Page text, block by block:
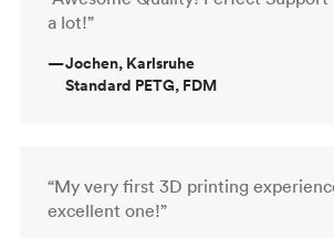
a lot!”
—Jochen, Karlsruhe
Standard PETG, FDM
“My very first 3D printing
excellent one!”